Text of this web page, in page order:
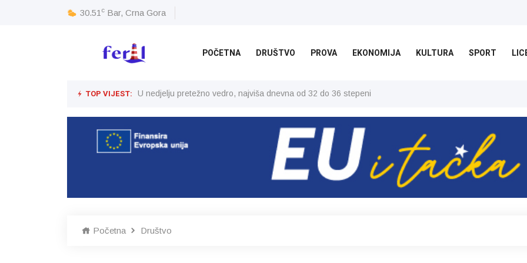
30.51 c Bar, Crna Gora
POČETNA DRUŠTVO PROVA EKONOMIJA KULTURA SPORT
TOP VIJEST: U nedjelju pretežno vedro, najviša dnevna od 32 do 36 stepeni
Početna Društvo